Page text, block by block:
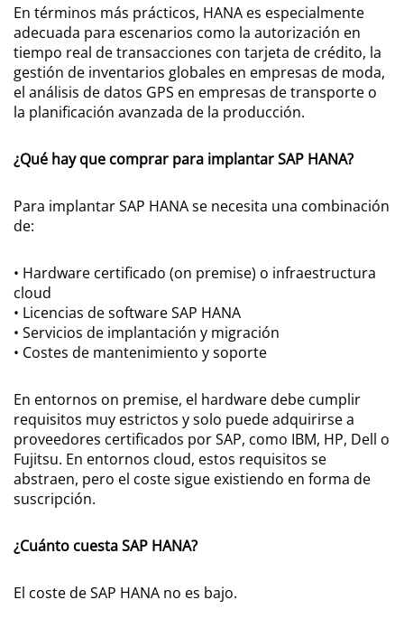
En términos más prácticos, HANA es especialmente
adecuada para escenarios como la autorización en
tiempo real de transacciones con tarjeta de crédito, la
gestión de inventarios globales en empresas de moda,
el análisis de datos GPS en empresas de transporte o
la planificación avanzada de la producción.
¿Qué hay que comprar para implantar SAP HANA?
Para implantar SAP HANA se necesita una combinación
de:
• Hardware certificado (on premise) o infraestructura
cloud
• Licencias de software SAP HANA
• Servicios de implantación y migración
• Costes de mantenimiento y soporte
En entornos on premise, el hardware debe cumplir
requisitos muy estrictos y solo puede adquirirse a
proveedores certificados por SAP, como IBM, HP, Dell o
Fujitsu. En entornos cloud, estos requisitos se
abstraen, pero el coste sigue existiendo en forma de
suscripción.
¿Cuánto cuesta SAP HANA?
El coste de SAP HANA no es bajo.